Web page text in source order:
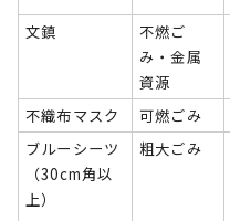
文鎮
不燃ご
み・金属
資源
不織布マスク
可燃ごみ
ブルーシーツ
（30cm角以
上）
粗大ごみ